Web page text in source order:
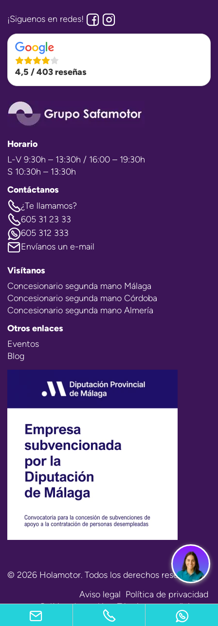
¡Siguenos en redes!
4,5 / 403 reseñas
Horario
L-V 9:30h – 13:30h / 16:00 – 19:30h
S 10:30h – 13:30h
Contáctanos
¿Te llamamos?
605 31 23 33
605 312 333
Envíanos un e-mail
Visítanos
Concesionario segunda mano Málaga
Concesionario segunda mano Córdoba
Concesionario segunda mano Almería
Otros enlaces
Eventos
Blog
© 2026 Holamotor. Todos los derechos reservados.
Aviso legal Política de privacidad
Política de cookies Términos y condiciones